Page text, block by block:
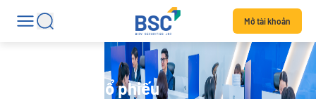
Mở tài khoản
Tin tức mã cổ phiếu